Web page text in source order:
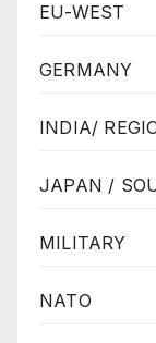
EU-WEST
GERMANY
INDIA/
JAPAN /
MILITARY
NATO